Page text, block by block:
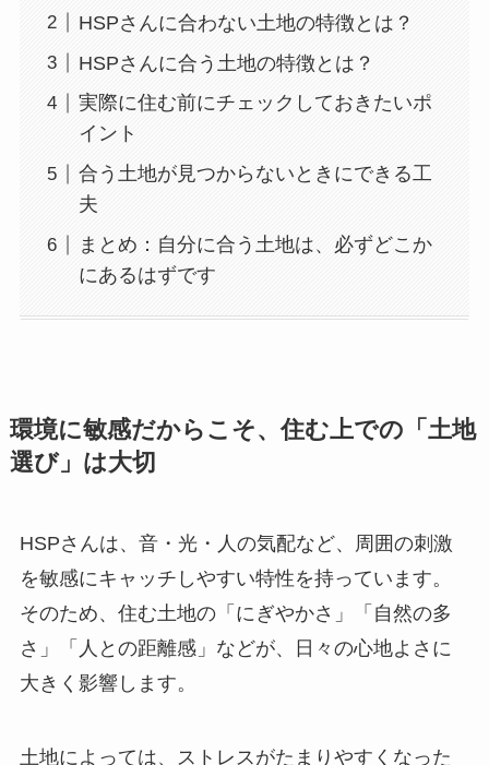
HSPさんに合わない土地の特徴とは？
HSPさんに合う土地の特徴とは？
実際に住む前にチェックしておきたいポ
イント
合う土地が見つからないときにできる工
夫
まとめ：自分に合う土地は、必ずどこか
にあるはずです
環境に敏感だからこそ、住む上での「土地
選び」は大切
HSPさんは、音・光・人の気配など、周囲の刺激
を敏感にキャッチしやすい特性を持っています。
そのため、住む土地の「にぎやかさ」「自然の多
さ」「人との距離感」などが、日々の心地よさに
大きく影響します。
土地によっては、ストレスがたまりやすくなった